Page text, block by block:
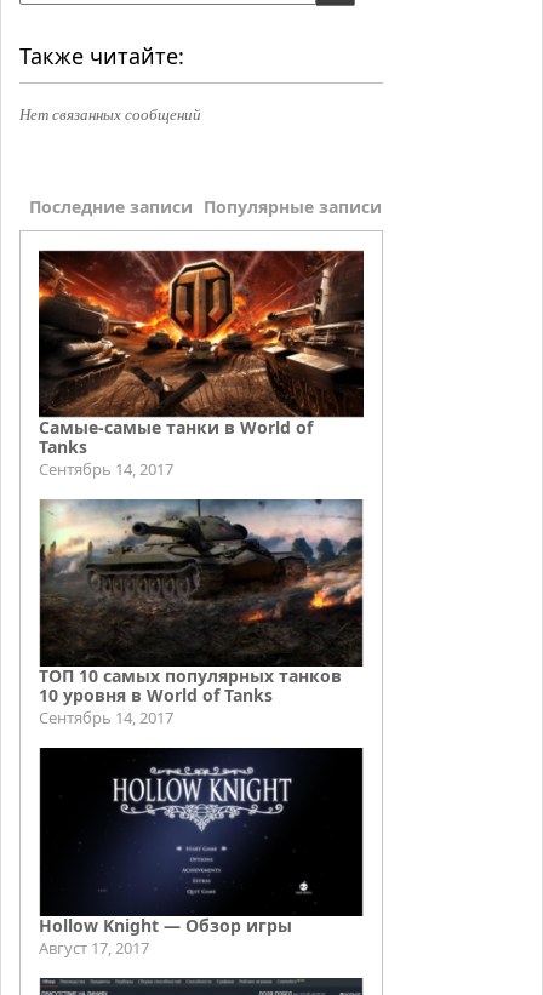
Также читайте:
Нет связанных сообщений
Последние записи Популярные записи
Самые-самые танки в World of
Tanks
Сентябрь 14, 2017
ТОП 10 самых популярных танков
10 уровня в World of Tanks
Сентябрь 14, 2017
Hollow Knight — Обзор игры
Август 17, 2017